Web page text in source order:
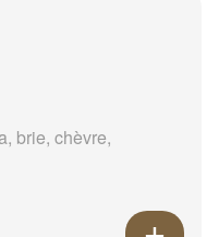
brie, chèvre,